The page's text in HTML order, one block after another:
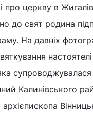
про церкву в
до свят родина
На давніх
супроводжувалася
Калинівського
архієпископа